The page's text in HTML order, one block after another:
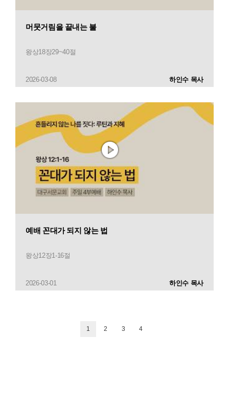
머뭇거림을 끝내는 불
왕상18장29~40절
2026-03-08 하인수 목사
예배 꼰대가 되지 않는 법
왕상12장1-16절
2026-03-01 하인수 목사
1 2 3 4